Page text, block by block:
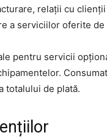
relații cu
a serviciilor oferite
pentru servicii
totalului de plată.